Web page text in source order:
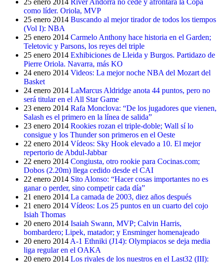
25 enero 2014 River Andorra no cede y afrontará la Copa
como líder. Oriola, MVP
25 enero 2014 Buscando al mejor tirador de todos los tiempos
(Vol I): NBA
25 enero 2014 Carmelo Anthony hace historia en el Garden;
Teletovic y Parsons, los reyes del triple
25 enero 2014 Exhibiciones de Lleida y Burgos. Partidazo de
Pierre Oriola. Navarra, más KO
24 enero 2014 Videos: La mejor noche NBA del Mozart del
Basket
24 enero 2014 LaMarcus Aldridge anota 44 puntos, pero no
será titular en el All Star Game
23 enero 2014 Rafa Monclova: “De los jugadores que vienen,
Salash es el primero en la línea de salida”
23 enero 2014 Rookies rozan el triple-doble; Wall sí lo
consigue y los Thunder son primeros en el Oeste
22 enero 2014 Vídeos: Sky Hook elevado a 10. El mejor
repertorio de Abdul-Jabbar
22 enero 2014 Congiusta, otro rookie para Cocinas.com;
Dobos (2.20m) llega cedido desde el CAI
22 enero 2014 Sito Alonso: “Hacer cosas importantes no es
ganar o perder, sino competir cada día”
21 enero 2014 La camada de 2003, diez años después
21 enero 2014 Vídeos: Los 25 puntos en un cuarto del cojo
Isiah Thomas
20 enero 2014 Isaiah Swann, MVP; Calvin Harris,
bombardero; Lipek, matador; y Ensminger homenajeado
20 enero 2014 A-1 Ethniki (J14): Olympiacos se deja media
liga regular en el OAKA
20 enero 2014 Los rivales de los nuestros en el Last32 (III):